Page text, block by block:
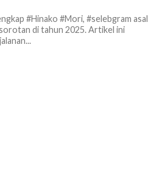
#Hinako #Mori, #selebgram asal
di tahun 2025. Artikel ini